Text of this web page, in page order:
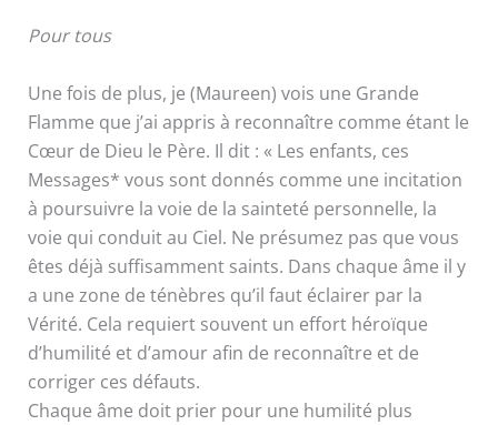
Pour tous
Une fois de plus, je (Maureen) vois une Grande
Flamme que j’ai appris à reconnaître comme étant le
Cœur de Dieu le Père. Il dit : « Les enfants, ces
Messages* vous sont donnés comme une incitation
à poursuivre la voie de la sainteté personnelle, la
voie qui conduit au Ciel. Ne présumez pas que vous
êtes déjà suffisamment saints. Dans chaque âme il y
a une zone de ténèbres qu’il faut éclairer par la
Vérité. Cela requiert souvent un effort héroïque
d’humilité et d’amour afin de reconnaître et de
corriger ces défauts.
Chaque âme doit prier pour une humilité plus